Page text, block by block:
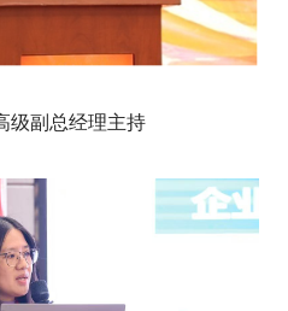
级副总经理主持